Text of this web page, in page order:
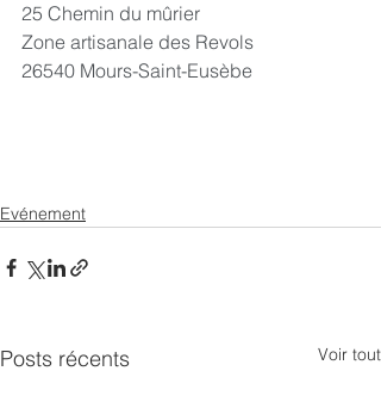
25 Chemin du mûrier
Zone artisanale des Revols
26540 Mours-Saint-Eusèbe
Evénement
Posts récents Voir tout